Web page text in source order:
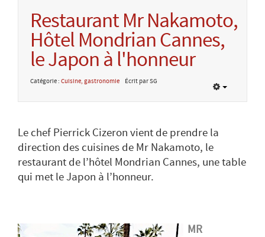
Restaurant Mr Nakamoto,
Hôtel Mondrian Cannes,
le Japon à l'honneur
Catégorie : Cuisine, gastronomie Écrit par SG
Le chef Pierrick Cizeron vient de prendre la
direction des cuisines de Mr Nakamoto, le
restaurant de l’hôtel Mondrian Cannes, une table
qui met le Japon à l’honneur.
MR